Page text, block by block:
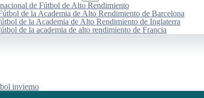
de Fútbol de Alto Rendimiento
de la Academia de Alto Rendimiento de Barcelona
de la Academia de Alto Rendimiento de Inglaterra
de la academia de alto rendimiento de Francia
invierno